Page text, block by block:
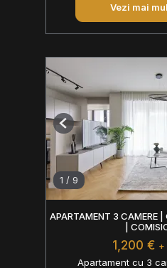
Vezi mai
1 / 9
Previous
APARTAMENT 3 CAMERE |
|
1,200 € +
Apartament cu 3